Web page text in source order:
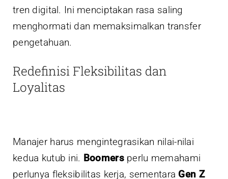
tren digital. Ini menciptakan rasa saling
menghormati dan memaksimalkan transfer
pengetahuan.
Redefinisi Fleksibilitas dan
Loyalitas
Manajer harus mengintegrasikan nilai-nilai
kedua kutub ini. Boomersperlu memahami
perlunya fleksibilitas kerja, sementara Gen Z